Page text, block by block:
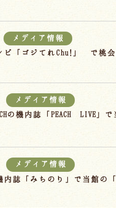
メディア情報
ビ「ゴジてれChu!」 で桃会
メディア情報
の機内誌「PEACH LIVE
メディア情報
内誌「みちのり」で当館の